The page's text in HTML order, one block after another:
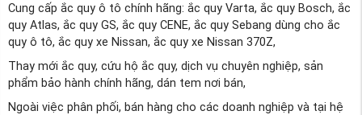
Cung cấp ắc quy ô tô chính hãng: ắc quy Varta, ắc quy Bosch, ắc
quy Atlas, ắc quy GS, ắc quy CENE, ắc quy Sebang dùng cho ắc
quy ô tô, ắc quy xe Nissan, ắc quy xe Nissan 370Z,
Thay mới ắc quy, cứu hộ ắc quy, dịch vụ chuyên nghiệp, sản
phẩm bảo hành chính hãng, dán tem nơi bán,
Ngoài việc phân phối, bán hàng cho các doanh nghiệp và tại hệ